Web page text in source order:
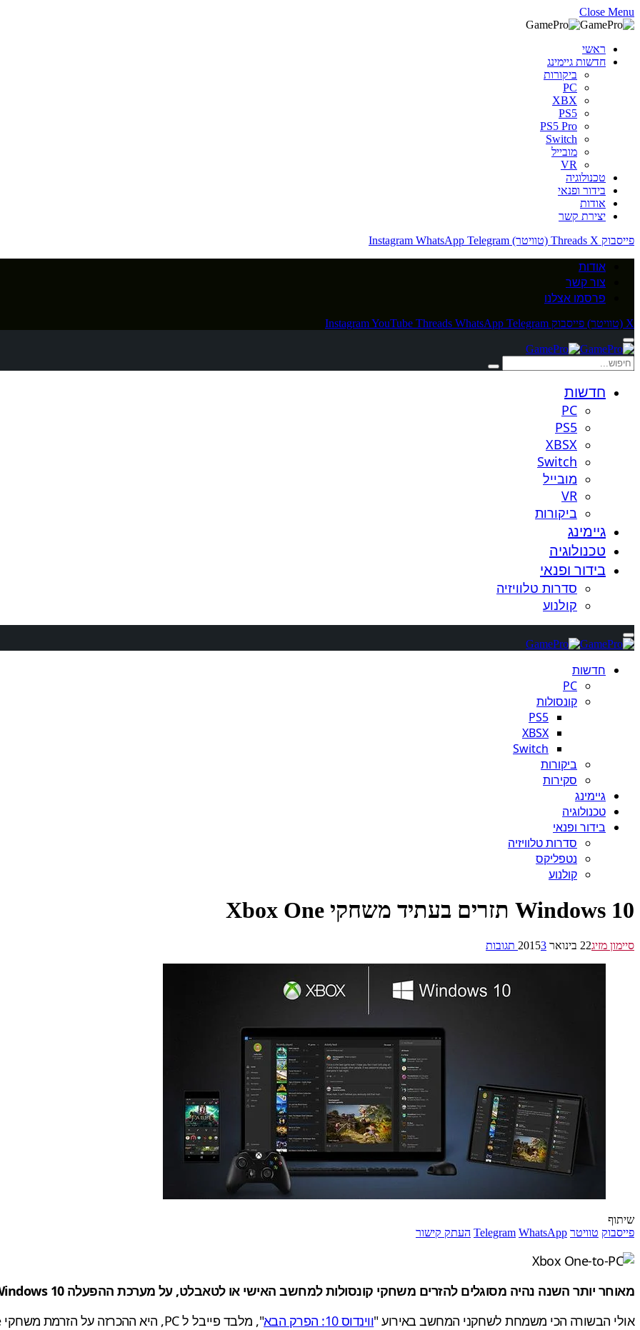
Close Menu
ראשי
חדשות גיימינג
ביקורות
PC
XBX
PS5
PS5 Pro
Switch
מובייל
VR
טכנולוגיה
בידור ופנאי
אודות
יצירת קשר
פייסבוק
Threads X (טוויטר) Instagram WhatsApp Telegram
אודות
צור קשר
פרסמו אצלנו
X (טוויטר) פייסבוק InstagramYouTube Threads WhatsApp Telegram
חדשות
PC
PS5
XBSX
Switch
מובייל
VR
ביקורות
גיימינג
טכנולוגיה
בידור ופנאי
סדרות טלוויזיה
קולנוע
חדשות
PC
קונסולות
PS5
XBSX
Switch
ביקורות
סקירות
גיימינג
טכנולוגיה
בידור ופנאי
סדרות טלוויזיה
נטפליקס
קולנוע
Windows 10 תזרים בעתיד משחקי Xbox One
סיימון מזיג22 בינואר 2015 3 תגובות
שיתוף
פייסבוק טוויטר Telegram WhatsApp העתק קישור
מאוחר יותר השנה נהיה מסוגלים להזרים משחקי קונסולותלמחשבהאישיאו לטאבלט,על מערכת ההפעלה 10
אולי הבשורה הכי משמחת לשחקני המחשב באירוע "ווינדוס 10: הפרק הבא